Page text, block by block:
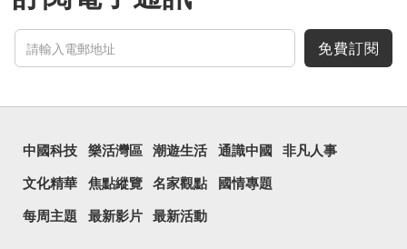
免費訂閱
中國科技 樂活灣區 潮遊生活 通識中國 非凡人事
文化精華 焦點縱覽 名家觀點 國情專題
每周主題 最新影片 最新活動